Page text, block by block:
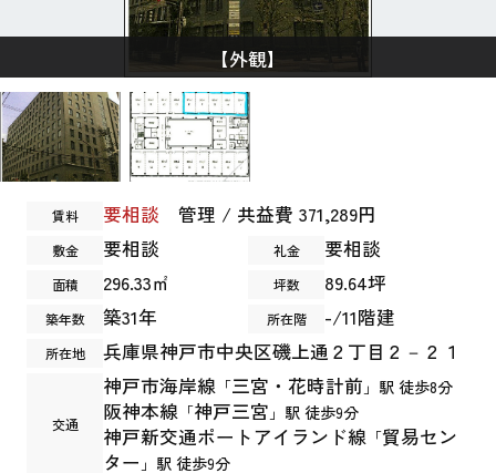
【外観】
賃料 要相談 管理 / 共益費 371,289円
敷金 要相談 礼金 要相談
面積 296.33㎡ 坪数 89.64坪
築年数 築31年 所在階 -/11階建
所在地 兵庫県神戸市中央区磯上通 ２丁目２－２１
交通
神戸市海岸線 「三宮・花時計前 」駅 徒歩8分
阪神本線 「神戸三宮 」駅 徒歩9分
神戸新交通ポートアイランド線 「貿易セン
ター 」駅 徒歩9分